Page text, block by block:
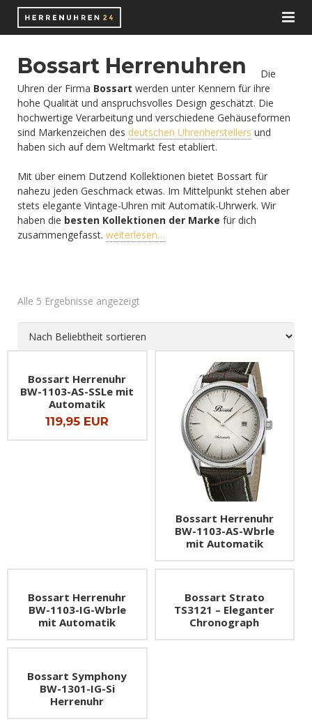
Uhrenmarken
Schweizer Uhrenmarken
Deutsche Uhrenhersteller
Shop
Automatikuhren
Chronographen
Funkuhren
Smartwatches
Taucheruhren
Titanuhren
SALE – Top Angebote
Zubehör
Nato-Straps
Uhrenarmbänder
Uhrenaufbewahrung
Uhrenbox
Uhrenetui
Wissen
Automatikuhrwerk
Bücher
ETA 2824-2
ETA Valjoux 7750
Uhr-Widget
Blog
Juweliere
Bossart Herrenuhren
Die
Uhren der Firma Bossart werden unter Kennern für ihre
hohe Qualität und anspruchsvolles Design geschätzt. Die
hochwertige Verarbeitung und verschiedene Gehäuseformen
sind Markenzeichen des deutschen Uhrenherstellers und
haben sich auf dem Weltmarkt fest etabliert.
Mit über einem Dutzend Kollektionen bietet Bossart für
nahezu jeden Geschmack etwas. Im Mittelpunkt stehen aber
stets elegante Vintage-Uhren mit Automatik-Uhrwerk. Wir
haben die besten Kollektionen der Marke für dich
zusammengefasst. weiterlesen…
Alle 5 Ergebnisse angezeigt
Bossart Herrenuhr
BW-1103-AS-SSLe mit
Automatik
119,95 EUR
Bossart Herrenuhr
BW-1103-AS-Wbrle
mit Automatik
Bossart Herrenuhr
BW-1103-IG-Wbrle
mit Automatik
Bossart Strato
TS3121 – Eleganter
Chronograph
Bossart Symphony
BW-1301-IG-Si
Herrenuhr